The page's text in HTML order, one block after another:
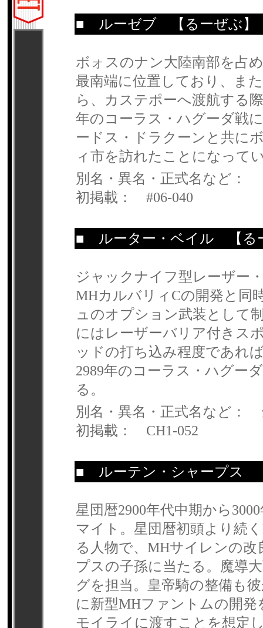
■ ルーゼブ 【るーぜぶ】
ボォスのナン大陸南部を占
最南端に位置しており、ま
ら、カステポーへ渡航する
年のコーラス・ハグーダ戦
ードス・ドラクーンと共に
ィ市を訪れたことになって
別名・異名・正式名など：
初掲載： #06-040
■ ルーター・ベイル 【る
ジャックナイフ型レーザー
MHカルバリィCの開発と同
ュのオプション武装として
にはレーザーバリア付きス
ッドの打ち込み程度であれ
2989年のコーラス・ハグー
る。
別名・異名・正式名など：
初掲載： CH1-052
■ ルーテン・シャープス
星団暦2900年代中期から
マイト。星団暦初頭より続
る人物で、MHサイレンの
プスの子孫に当たる。魔導
グを担当。皇帝騎の整備も
に新型MHファントムの開
モイライに渡すことを想定